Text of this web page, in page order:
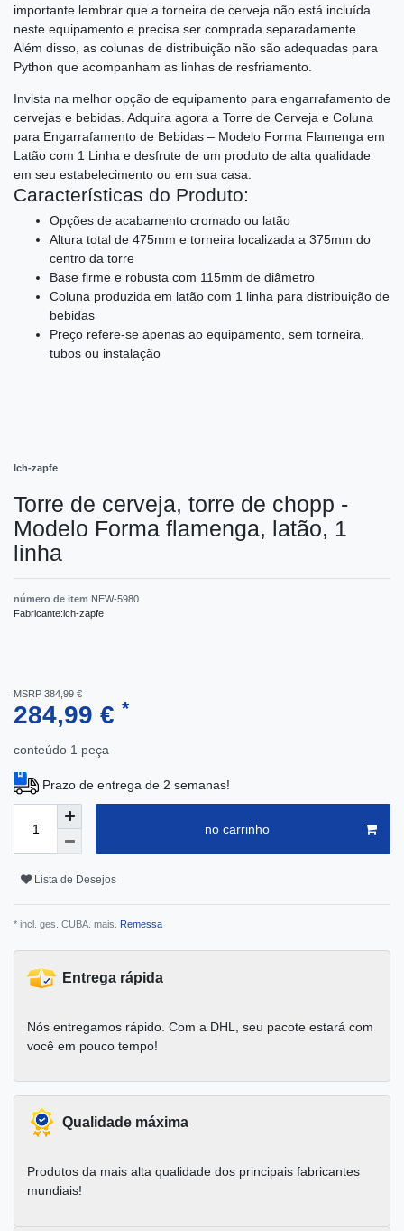
importante lembrar que a torneira de cerveja não está incluída
neste equipamento e precisa ser comprada separadamente.
Além disso, as colunas de distribuição não são adequadas para
Python que acompanham as linhas de resfriamento.
Invista na melhor opção de equipamento para engarrafamento de
cervejas e bebidas. Adquira agora a Torre de Cerveja e Coluna
para Engarrafamento de Bebidas – Modelo Forma Flamenga em
Latão com 1 Linha e desfrute de um produto de alta qualidade
em seu estabelecimento ou em sua casa.
Características do Produto:
Opções de acabamento cromado ou latão
Altura total de 475mm e torneira localizada a 375mm do
centro da torre
Base firme e robusta com 115mm de diâmetro
Coluna produzida em latão com 1 linha para distribuição de
bebidas
Preço refere-se apenas ao equipamento, sem torneira,
tubos ou instalação
Ich-zapfe
Torre de cerveja, torre de chopp -
Modelo Forma flamenga, latão, 1
linha
número de item NEW-5980
Fabricante:ich-zapfe
MSRP 384,99 €
284,99 € *
conteúdo 1 peça
Prazo de entrega de 2 semanas!
no carrinho
Lista de Desejos
* incl. ges. CUBA. mais. Remessa
Entrega rápida
Nós entregamos rápido. Com a DHL, seu pacote estará com
você em pouco tempo!
Qualidade máxima
Produtos da mais alta qualidade dos principais fabricantes
mundiais!